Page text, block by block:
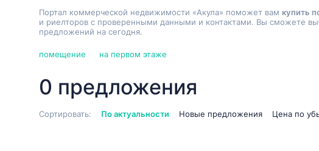
Портал коммерческой недвижимости «Акула» поможет вам купить
и риелторов с проверенными данными и контактами. Вы сможете
предложений на сегодня.
помещение на первом этаже
0 предложения
Сортировать: По актуальности Новые предложения Цена по